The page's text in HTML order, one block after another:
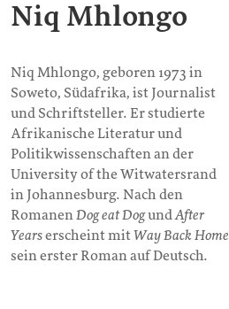
Niq Mhlongo
Niq Mhlongo, geboren 1973 in
Soweto, Südafrika, ist Journalist
und Schriftsteller. Er studierte
Afrikanische Literatur und
Politikwissenschaften an der
University of the Witwatersrand
in Johannesburg. Nach den
RomanenDog eat DogundAfter
Yearserscheint mitWay Back Home
sein erster Roman auf Deutsch.